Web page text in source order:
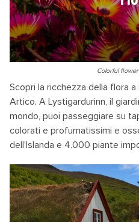
Colorful
Scopri la ricchezza della flora
Artico. A Lystigardurinn, il
mondo, puoi passeggiare su
colorati e profumatissimi e
dell'Islanda e 4.000 piante